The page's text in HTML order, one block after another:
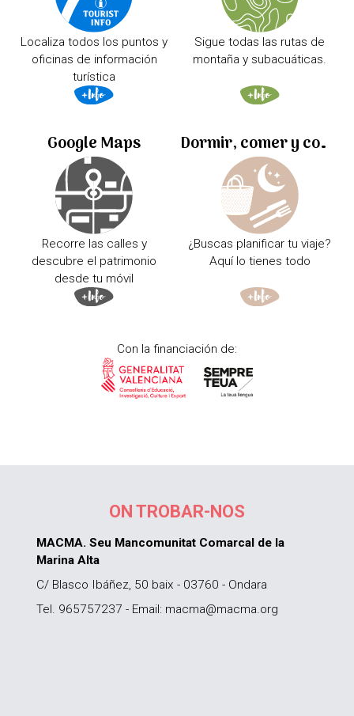
Localiza todos los puntos y
oficinas de información
turística
Sigue todas las rutas de
montaña y subacuáticas.
Google Maps
Recorre las calles y
descubre el patrimonio
desde tu móvil
Dormir, comer y comprar
¿Buscas planificar tu viaje?
Aquí lo tienes todo
Con la financiación de:
ON TROBAR-NOS
MACMA. Seu Mancomunitat Comarcal de la
Marina Alta
C/ Blasco Ibáñez, 50 baix - 03760 - Ondara
Tel. 965757237 - Email: macma@macma.org